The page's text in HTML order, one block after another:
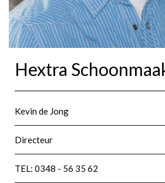
Hextra
Kevin de Jong
Directeur
TEL: 0348 - 56 35 62